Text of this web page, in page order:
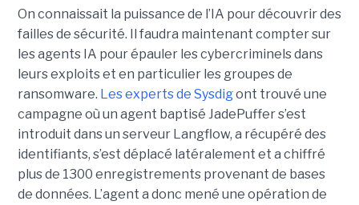
On connaissait la puissance de l’IA pour découvrir des
failles de sécurité. Il faudra maintenant compter sur
les agents IA pour épauler les cybercriminels dans
leurs exploits et en particulier les groupes de
ransomware. Les experts de Sysdigont trouvé une
campagne où un agent baptisé JadePuffer s’est
introduit dans un serveur Langflow, a récupéré des
identifiants, s’est déplacé latéralement et a chiffré
plus de 1300 enregistrements provenant de bases
de données. L’agent a donc mené une opération de